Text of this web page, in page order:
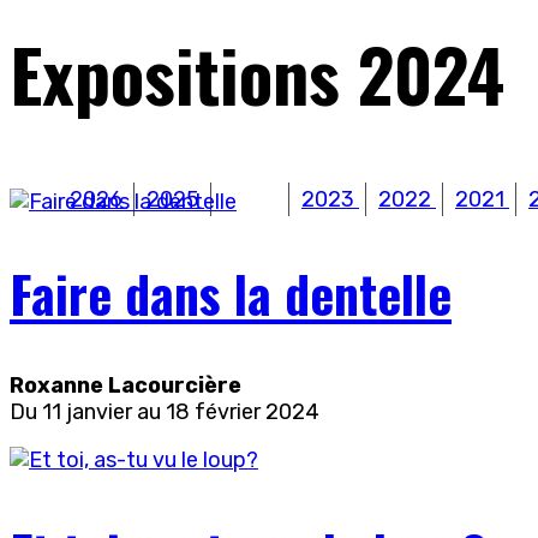
Expositions 2024
2026 2025 2024 2023 2022 2021
Faire dans la dentelle
Roxanne Lacourcière
Du 11 janvier au 18 février 2024